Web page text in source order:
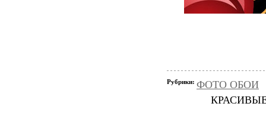
Рубрики: ФОТО ОБОИ